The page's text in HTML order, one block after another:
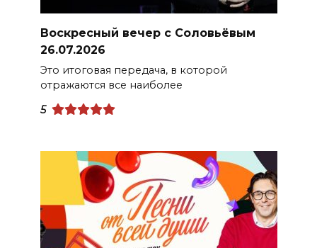
Воскресный вечер с Соловьёвым
26.07.2026
Это итоговая передача, в которой
отражаются все наиболее
5